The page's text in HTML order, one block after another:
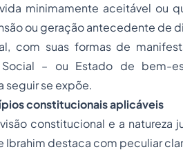
minimamente aceitável ou
ou geração antecedente de
com suas formas de
– ou Estado de bem-
seguir se expõe.
constitucionais aplicáveis
constitucional e a natureza
Ibrahim destaca com peculiar